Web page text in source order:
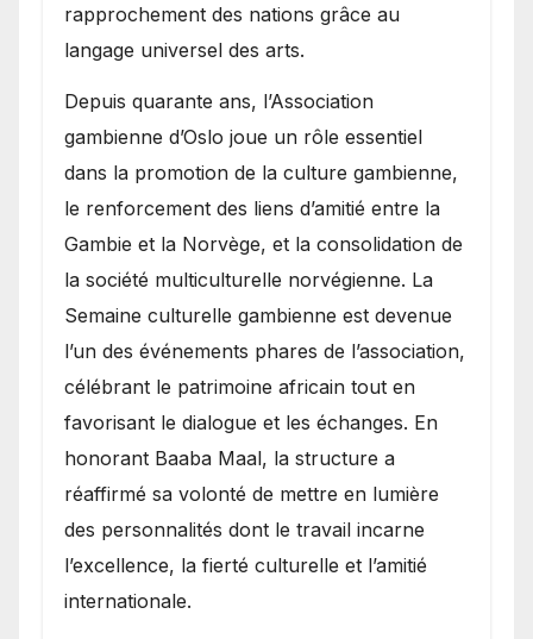
rapprochement des nations grâce au
langage universel des arts.
​Depuis quarante ans, l’Association
gambienne d’Oslo joue un rôle essentiel
dans la promotion de la culture gambienne,
le renforcement des liens d’amitié entre la
Gambie et la Norvège, et la consolidation de
la société multiculturelle norvégienne. La
Semaine culturelle gambienne est devenue
l’un des événements phares de l’association,
célébrant le patrimoine africain tout en
favorisant le dialogue et les échanges. En
honorant Baaba Maal, la structure a
réaffirmé sa volonté de mettre en lumière
des personnalités dont le travail incarne
l’excellence, la fierté culturelle et l’amitié
internationale.